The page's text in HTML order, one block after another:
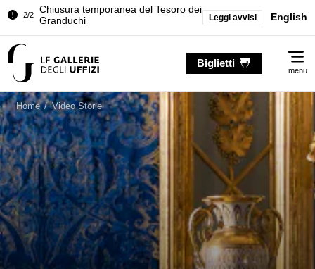
1/2
Palazzo Pitti. Temporanea chiusura
della Sala dell'Iliade
Granduchi
della Sala dell'Iliade
2/2
Chiusura temporanea del Tesoro dei
Granduchi
Leggi avvisi English
Biglietti
menu
Home / Video Storie